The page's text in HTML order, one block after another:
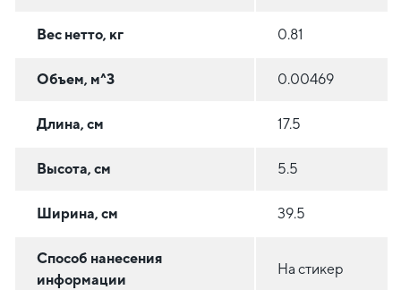
Вес нетто, кг 0.81
Объем, м^3 0.00469
Длина, см 17.5
Высота, см 5.5
Ширина, см 39.5
Способ нанесения
информации
На стикер